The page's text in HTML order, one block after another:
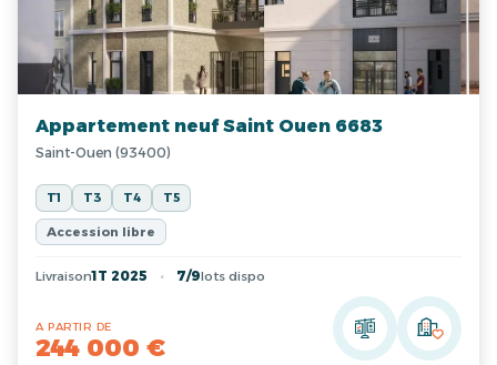
Appartement neuf Saint Ouen 6683
Saint-Ouen (93400)
T1 T3 T4 T5
Accession libre
Livraison1T 2025 7/9lots dispo
A PARTIR DE
244 000 €